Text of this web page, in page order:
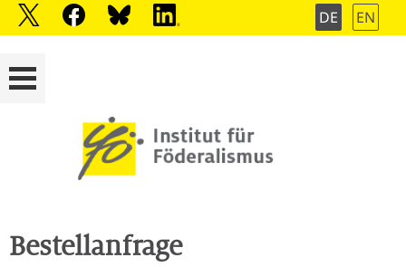
DE EN
Bestellanfrage